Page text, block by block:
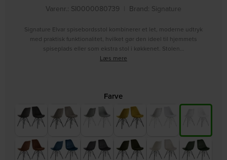
Varenr.: SI0000080739 Brand: Signature
Signature Elvar spisebordsstol kombinerer et let, moderne udtryk
med praktisk funktionalitet, hvilket gør den ideel til hjemmets
spiseplads eller som ekstra stol i køkkenet. Stolen…
Læs mere
Farve